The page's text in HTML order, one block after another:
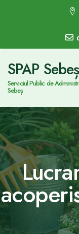
SPAP Sebeș
Serviciul Public de
Sebeș